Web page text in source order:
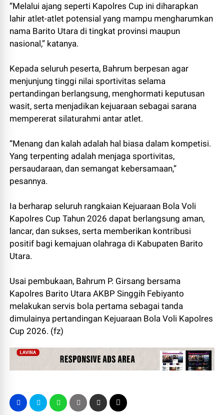
“Melalui ajang seperti Kapolres Cup ini diharapkan
lahir atlet-atlet potensial yang mampu mengharumkan
nama Barito Utara di tingkat provinsi maupun
nasional,” katanya.
Kepada seluruh peserta, Bahrum berpesan agar
menjunjung tinggi nilai sportivitas selama
pertandingan berlangsung, menghormati keputusan
wasit, serta menjadikan kejuaraan sebagai sarana
mempererat silaturahmi antar atlet.
“Menang dan kalah adalah hal biasa dalam kompetisi.
Yang terpenting adalah menjaga sportivitas,
persaudaraan, dan semangat kebersamaan,”
pesannya.
Ia berharap seluruh rangkaian Kejuaraan Bola Voli
Kapolres Cup Tahun 2026 dapat berlangsung aman,
lancar, dan sukses, serta memberikan kontribusi
positif bagi kemajuan olahraga di Kabupaten Barito
Utara.
Usai pembukaan, Bahrum P. Girsang bersama
Kapolres Barito Utara AKBP Singgih Febiyanto
melakukan servis bola pertama sebagai tanda
dimulainya pertandingan Kejuaraan Bola Voli Kapolres
Cup 2026. (fz)